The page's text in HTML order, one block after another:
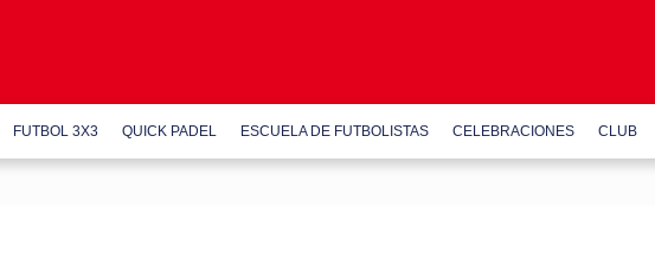
FUTBOL 3X3 QUICK PADEL ESCUELA DE FUTBOLISTAS CELEBRACIONES CLUB